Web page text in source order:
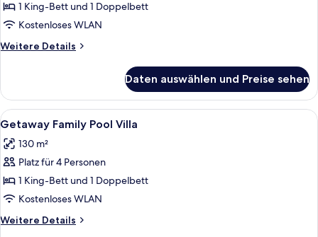
Beach
Villa
1 King-Bett und 1 Doppelbett
Kostenloses WLAN
Weitere Details
Weitere
Family
Beach
Villa
Daten auswählen und Preise sehen
Alle
Fotos
für
Getaway
Family
Pool
Villa
anzeigen
Ein Schlafzimmer mit einem großen
7
Getaway Family Pool Villa
130 m²
Platz für 4 Personen
1 King-Bett und 1 Doppelbett
Kostenloses WLAN
Weitere Details
Weitere